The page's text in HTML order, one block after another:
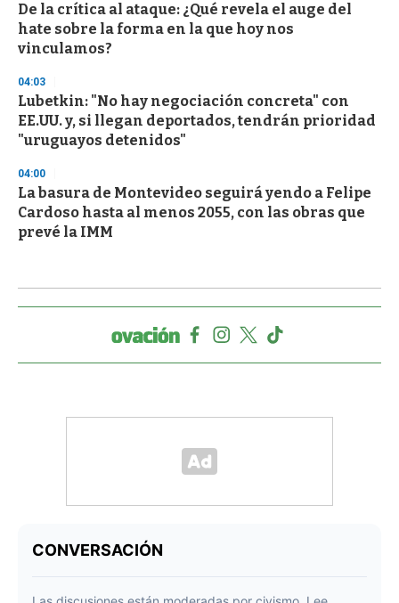
De la crítica al ataque: ¿Qué revela el auge del
hate sobre la forma en la que hoy nos
vinculamos?
04:03
Lubetkin: "No hay negociación concreta" con
EE.UU. y, si llegan deportados, tendrán prioridad
"uruguayos detenidos"
04:00
La basura de Montevideo seguirá yendo a Felipe
Cardoso hasta al menos 2055, con las obras que
prevé la IMM